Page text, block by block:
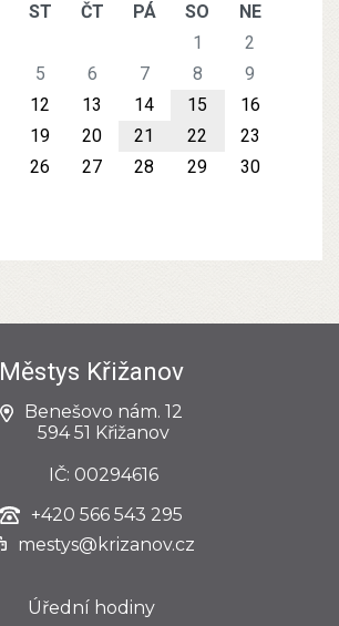
ST ČT PÁ SO
NE
1
2
5 6 7 8
9
12 13 14 15
16
19 20 21 22
23
26 27 28 29
30
Městys Křižanov
Benešovo nám. 12
594 51 Křižanov
IČ: 00294616
+420 566 543 295
mestys@krizanov.cz
Úřední hodiny